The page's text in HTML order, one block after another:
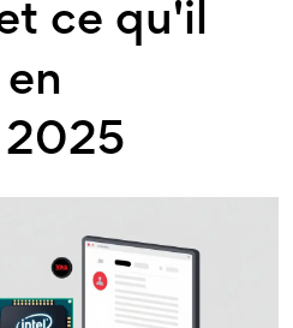
ce qu'il
2025